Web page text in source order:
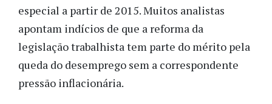
especial a partir de 2015. Muitos analistas
apontam indícios de que a reforma da
legislação trabalhista tem parte do mérito pela
queda do desemprego sem a correspondente
pressão inflacionária.